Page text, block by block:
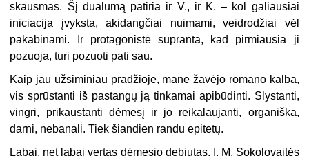
skausmas. Šį dualumą patiria ir V., ir K. – kol galiausiai
iniciacija įvyksta, akidangčiai nuimami, veidrodžiai vėl
pakabinami. Ir protagonistė supranta, kad pirmiausia ji
pozuoja, turi pozuoti pati sau.
Kaip jau užsiminiau pradžioje, mane žavėjo romano kalba,
vis sprūstanti iš pastangų ją tinkamai apibūdinti. Slystanti,
vingri, prikaustanti dėmesį ir jo reikalaujanti, organiška,
darni, nebanali. Tiek šiandien randu epitetų.
Labai, net labai vertas dėmesio debiutas. I. M. Sokolovaitės